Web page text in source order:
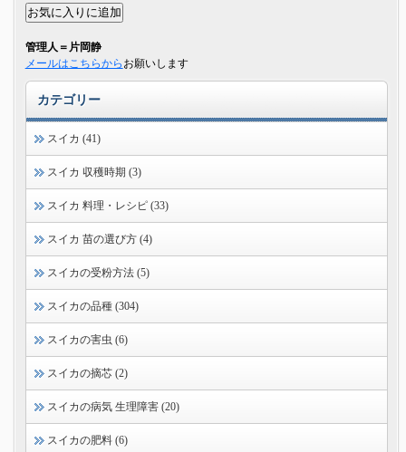
管理人＝片岡静
メールはこちらから お願いします
カテゴリー
スイカ (41)
スイカ 収穫時期 (3)
スイカ 料理・レシピ (33)
スイカ 苗の選び方 (4)
スイカの受粉方法 (5)
スイカの品種 (304)
スイカの害虫 (6)
スイカの摘芯 (2)
スイカの病気 生理障害 (20)
スイカの肥料 (6)